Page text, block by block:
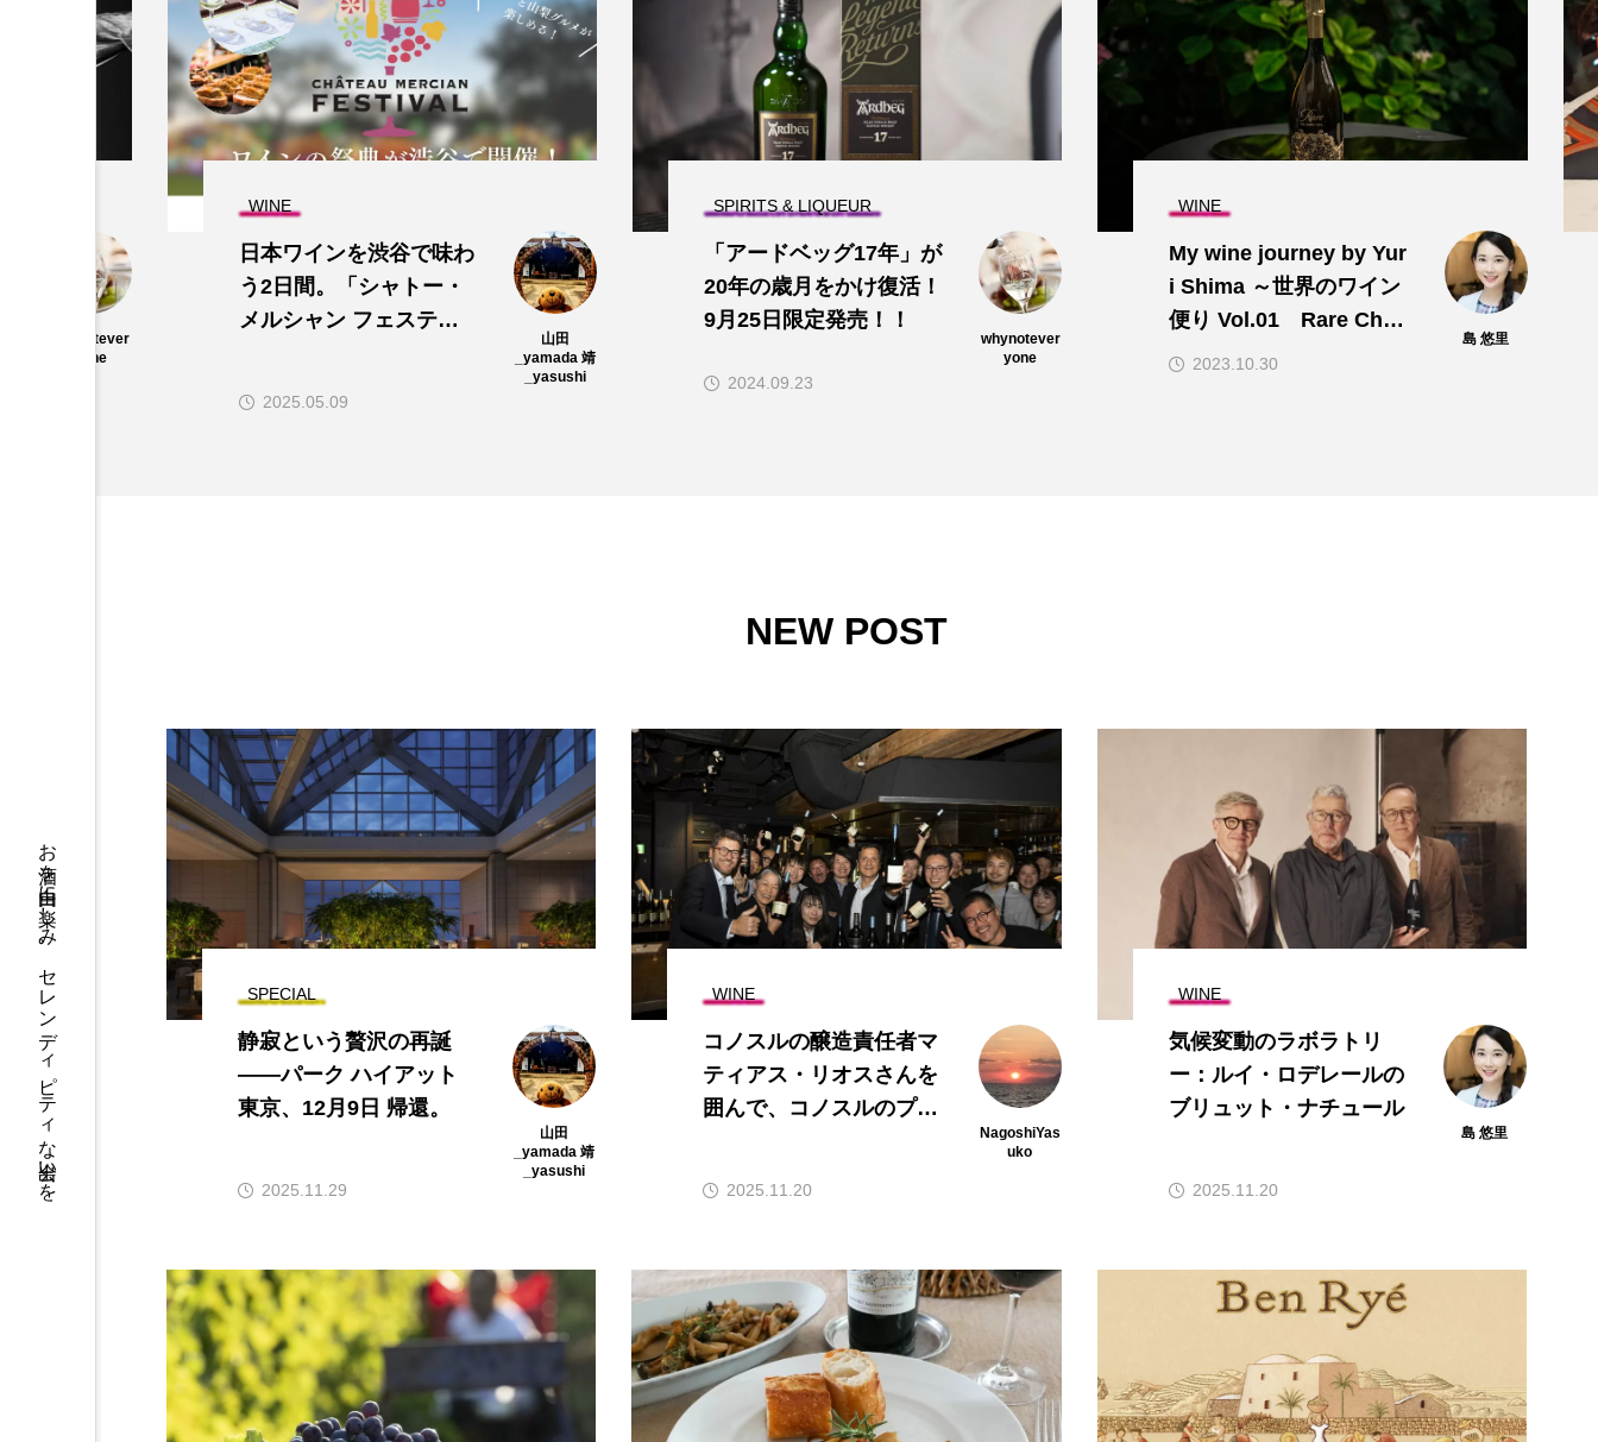
お酒を自由に楽しみ、セレンディピティな出会いを
whynotever
yone
WINE
日本ワインを渋谷で味わ
う2日間。「シャトー・
メルシャン フェスティ
山田
_yamada 靖
_yasushi
2025.05.09
SPIRITS & LIQUEUR
「アードベッグ17年」が
20年の歳月をかけ復活！
9月25日限定発売！！
whynotever
yone
2024.09.23
WINE
My wine journey by Yur
i Shima ～世界のワイン
便り Vol.01 Rare Cha
mpagne Vintage 2013
島 悠里
2023.10.30
NEW POST
SPECIAL
静寂という贅沢の再誕
——パーク ハイアット
東京、12月9日 帰還。
山田
_yamada 靖
_yasushi
2025.11.29
WINE
コノスルの醸造責任者マ
ティアス・リオスさんを
囲んで、コノスルのプレ
NagoshiYas
uko
2025.11.20
WINE
気候変動のラボラトリ
ー：ルイ・ロデレールの
ブリュット・ナチュール
島 悠里
2025.11.20